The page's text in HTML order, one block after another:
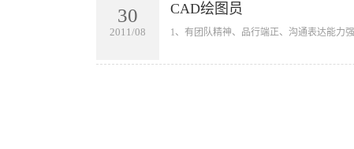
30
2011/08
CAD绘图员
​1、有团队精神、品行端正、沟通表达能力